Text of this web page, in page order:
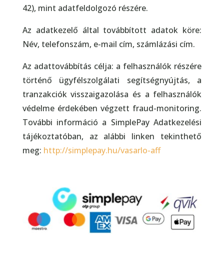
42), mint adatfeldolgozó részére.
Az adatkezelő által továbbított adatok köre:
Név, telefonszám, e-mail cím, számlázási cím.
Az adattovábbítás célja: a felhasználók részére
történő ügyfélszolgálati segítségnyújtás, a
tranzakciók visszaigazolása és a felhasználók
védelme érdekében végzett fraud-monitoring.
További információ a SimplePay Adatkezelési
tájékoztatóban, az alábbi linken tekinthető
meg: http://simplepay.hu/vasarlo-aff